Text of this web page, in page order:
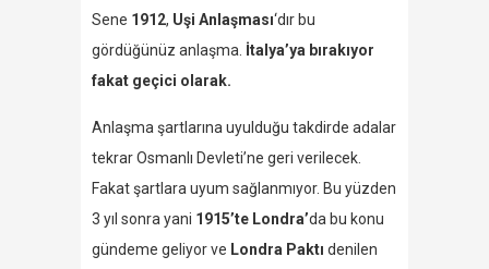
Sene 1912, Uşi Anlaşması‘dır bu
gördüğünüz anlaşma. İtalya’ya bırakıyor
fakat geçici olarak.
Anlaşma şartlarına uyulduğu takdirde adalar
tekrar Osmanlı Devleti’ne geri verilecek.
Fakat şartlara uyum sağlanmıyor. Bu yüzden
3 yıl sonra yani 1915’te Londra’da bu konu
gündeme geliyor ve Londra Paktı denilen